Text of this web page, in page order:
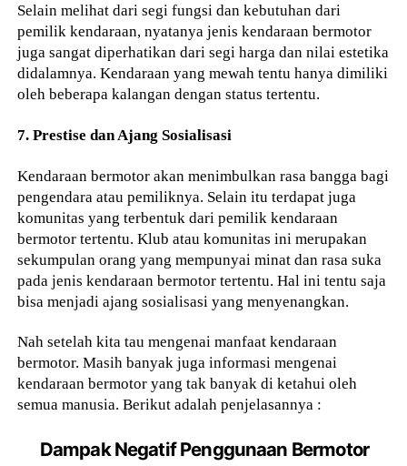
Selain melihat dari segi fungsi dan kebutuhan dari
pemilik kendaraan, nyatanya jenis kendaraan bermotor
juga sangat diperhatikan dari segi harga dan nilai estetika
didalamnya. Kendaraan yang mewah tentu hanya dimiliki
oleh beberapa kalangan dengan status tertentu.
7. Prestise dan Ajang Sosialisasi
Kendaraan bermotor akan menimbulkan rasa bangga bagi
pengendara atau pemiliknya. Selain itu terdapat juga
komunitas yang terbentuk dari pemilik kendaraan
bermotor tertentu. Klub atau komunitas ini merupakan
sekumpulan orang yang mempunyai minat dan rasa suka
pada jenis kendaraan bermotor tertentu. Hal ini tentu saja
bisa menjadi ajang sosialisasi yang menyenangkan.
Nah setelah kita tau mengenai manfaat kendaraan
bermotor. Masih banyak juga informasi mengenai
kendaraan bermotor yang tak banyak di ketahui oleh
semua manusia. Berikut adalah penjelasannya :
Dampak Negatif Penggunaan Bermotor